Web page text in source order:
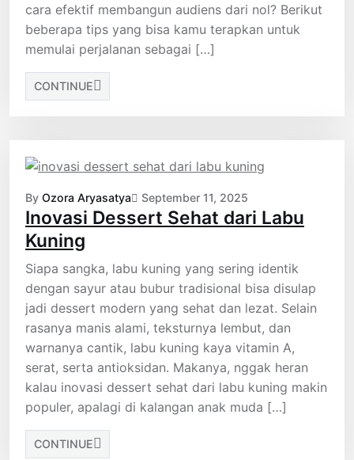
cara efektif membangun audiens dari nol? Berikut
beberapa tips yang bisa kamu terapkan untuk
memulai perjalanan sebagai […]
CONTINUE
By Ozora Aryasatya September 11, 2025
Inovasi Dessert Sehat dari Labu
Kuning
Siapa sangka, labu kuning yang sering identik
dengan sayur atau bubur tradisional bisa disulap
jadi dessert modern yang sehat dan lezat. Selain
rasanya manis alami, teksturnya lembut, dan
warnanya cantik, labu kuning kaya vitamin A,
serat, serta antioksidan. Makanya, nggak heran
kalau inovasi dessert sehat dari labu kuning makin
populer, apalagi di kalangan anak muda […]
CONTINUE